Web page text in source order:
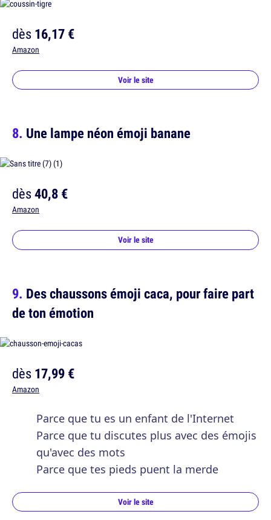
dès16,17 €
Amazon
Voir le site
Une lampe néon émoji banane
dès40,8 €
Amazon
Voir le site
Des chaussons émoji caca, pour faire part
de ton émotion
dès17,99 €
Amazon
Parce que tu es un enfant de l'Internet
Parce que tu discutes plus avec des émojis
qu'avec des mots
Parce que tes pieds puent la merde
Voir le site